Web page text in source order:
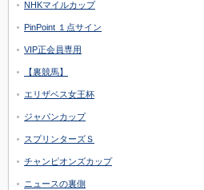
NHKマイルカップ
PinPoint １点サイン
VIP正会員専用
【裏競馬】
エリザベス女王杯
ジャパンカップ
スプリンターズＳ
チャンピオンズカップ
ニュースの裏側